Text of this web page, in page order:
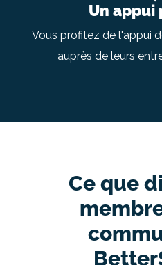
Un appui
Vous profitez de l'appui
auprès de leurs
Ce que